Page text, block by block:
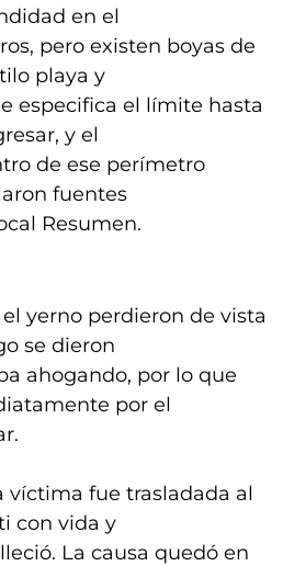
en el
pero existen boyas de
playa y
especifica el límite hasta
y el
de ese perímetro
fuentes
Resumen.
yerno perdieron de vista
se dieron
ahogando, por lo que
por el
víctima fue trasladada al
con vida y
La causa quedó en